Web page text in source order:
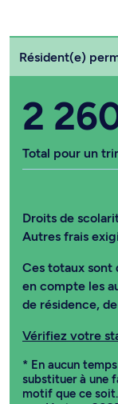
Choisissez votre
Résident(e)
2
Total pour un
Droits de
Autres frais
Ces totaux sont
en compte les
de résidence,
Vérifiez votre
* En aucun
substituer à une
motif que ce